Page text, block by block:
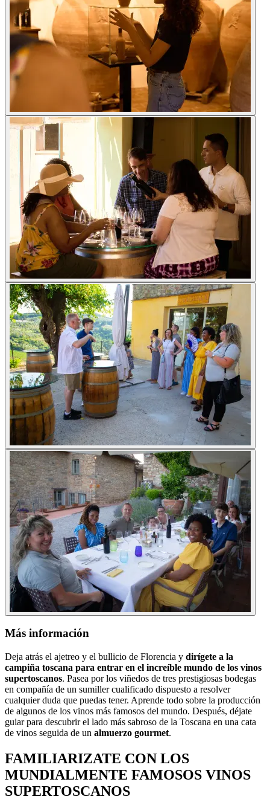
Más información
Deja atrás el ajetreo y el bullicio de Florencia y dirígete a la
campiña toscana para entrar en el increíble mundo de los vinos
supertoscanos. Pasea por los viñedos de tres prestigiosas bodegas
en compañía de un sumiller cualificado dispuesto a resolver
cualquier duda que puedas tener. Aprende todo sobre la producción
de algunos de los vinos más famosos del mundo. Después, déjate
guiar para descubrir el lado más sabroso de la Toscana en una cata
de vinos seguida de un almuerzo gourmet.
FAMILIARIZATE CON LOS
MUNDIALMENTE FAMOSOS VINOS
SUPERTOSCANOS